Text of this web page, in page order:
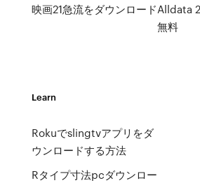
映画21急流をダウンロードAlldata
無料
Learn
Rokuでslingtvアプリをダ
ウンロードする方法
Rタイプ寸法pcダウンロー